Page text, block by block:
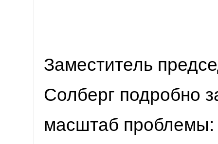
Заместитель
Солберг подробно
масштаб